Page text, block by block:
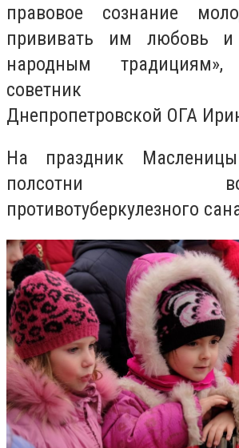
правовое сознание
прививать им любовь
народным
советник
Днепропетровской ОГА
На праздник Масленицы
полсотни
противотуберкулезного